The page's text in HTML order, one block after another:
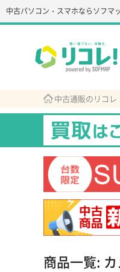
中古パソコン・スマホならソフマ
中古通販のリコレ
商品一覧: